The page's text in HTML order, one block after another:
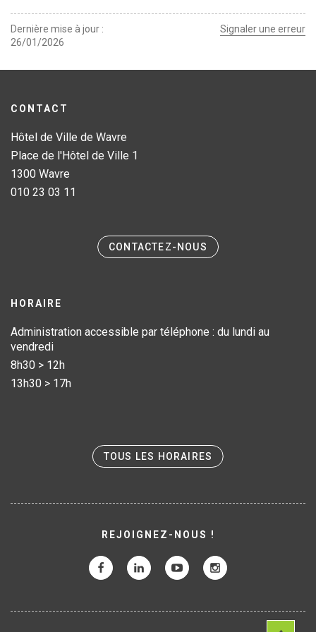
Dernière mise à jour
26/01/2026
Signaler une erreur
CONTACT
Hôtel de Ville de Wavre
Place de l'Hôtel de Ville 1
1300 Wavre
010 23 03 11
CONTACTEZ-NOUS
HORAIRE
Administration accessible par téléphone : du lundi au
vendredi
8h30 > 12h
13h30 > 17h
TOUS LES HORAIRES
REJOIGNEZ-NOUS !